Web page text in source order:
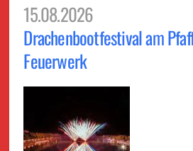
15.08.2026
Drachenbootfestival am
Feuerwerk